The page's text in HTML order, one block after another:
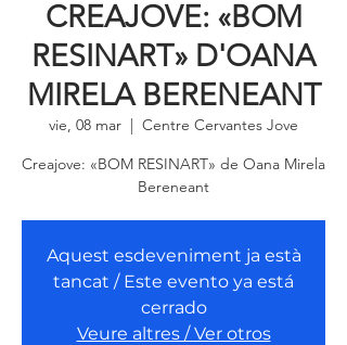
CREAJOVE: «BOM
RESINART» D'OANA
MIRELA BERENEANT
vie, 08 mar
  |
Centre Cervantes Jove
Creajove: «BOM RESINART» de Oana Mirela
Aquest esdeveniment ja està
tancat / Este evento ya está
cerrado
Veure altres / Ver otros